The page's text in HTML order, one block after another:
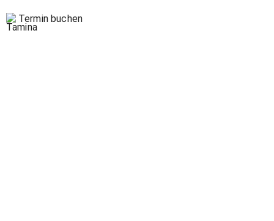
Termin buchen